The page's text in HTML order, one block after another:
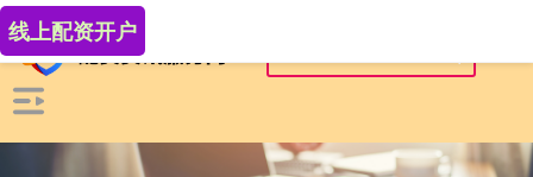
线上配资开户